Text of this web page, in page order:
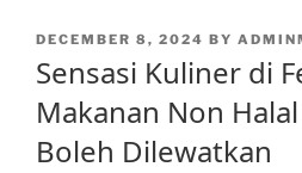
POSTED
DECEMBER 8, 2024 BY
Sensasi Kuliner di
Makanan Non
Boleh Dilewatkan